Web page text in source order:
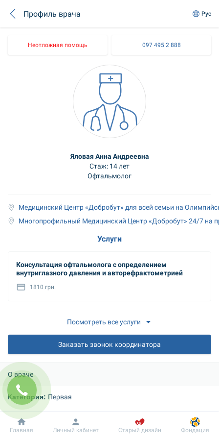
Профиль врача Рус
Неотложная помощь 097 495 2 888
Яловая Анна Андреевна
Стаж: 14 лет
Офтальмолог
Медицинский Центр «Добробут» для всей семьи на
Многопрофильный Медицинский Центр «Добробут» 24/7 на
Услуги
Консультация офтальмолога с определением
внутриглазного давления и авторефрактометрией
1810 грн.
Посмотреть все услуги
Заказать звонок координатора
О враче
Категория: Первая
Образование:
2006–2012 гг. — Донецкий национальный медицинский
Добробут Информация Пациенту
Главная Личный кабинет Старый дизайн Фондация